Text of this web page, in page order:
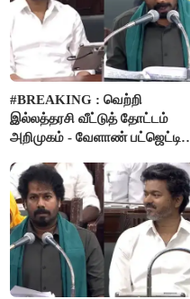
#BREAKING : வெற்றி
இல்லத்தரசி வீட்டுத் தோட்டம்
அறிமுகம் - வேளாண் பட்ஜெட்டில்